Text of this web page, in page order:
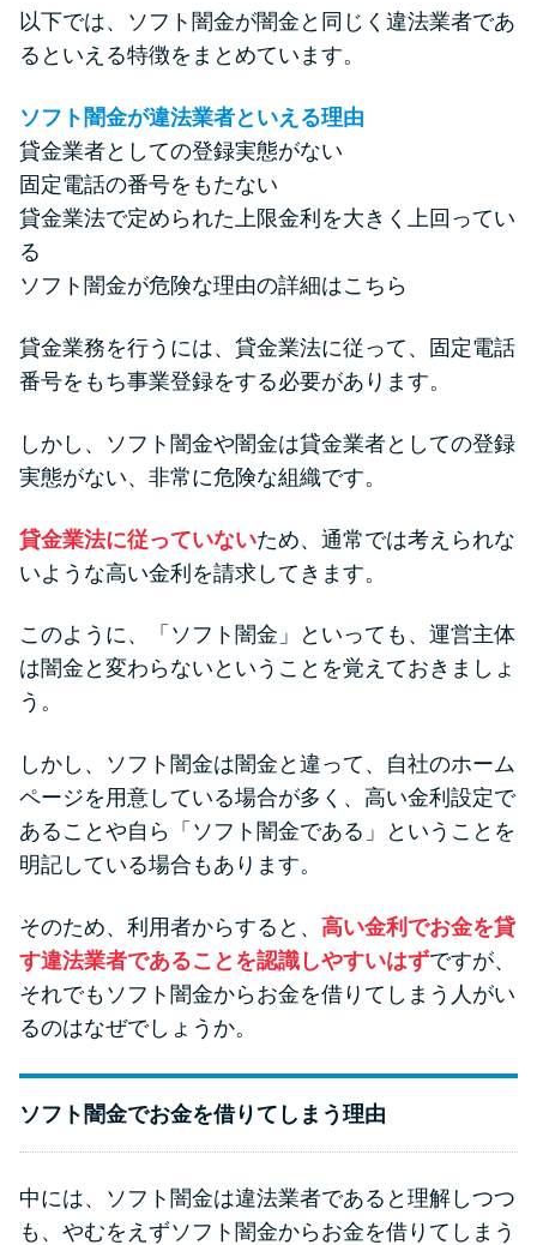
街金とは？絶対審査通る？借金
に悩む人へ街金をおすすめしな
質屋でお金を借りるには？年利
やシステムをカードローンと比
較
未成年でもお金を借りられる？
る？
学生がお金を借りる方法は？親
へのバレにくさや将来への影響
を解説
ソフト闇金とは？悪質な手口に
090金融（闇金）からお金を借り
申し込みブラックとは?判断の目
安や審査に通らない理由
ブラックでもお金を借りるに
は？3つの判断基準と工面法
アコムはブラックでも審査に通
方法
アコムとレイクどっちがいい
の？ カードローンの選び方を徹
底解説！
以下では、ソフト闇金が闇金と同じく違法業者であ
るといえる特徴をまとめています。
ソフト闇金が違法業者といえる理由
貸金業者としての登録実態がない
固定電話の番号をもたない
貸金業法で定められた上限金利を大きく上回ってい
る
ソフト闇金が危険な理由の詳細はこちら
貸金業務を行うには、貸金業法に従って、固定電話
番号をもち事業登録をする必要があります。
しかし、ソフト闇金や闇金は貸金業者としての登録
実態がない、非常に危険な組織です。
貸金業法に従っていないため、通常では考えられな
いような高い金利を請求してきます。
このように、「ソフト闇金」といっても、運営主体
は闇金と変わらないということを覚えておきましょ
う。
しかし、ソフト闇金は闇金と違って、自社のホーム
ページを用意している場合が多く、高い金利設定で
あることや自ら「ソフト闇金である」ということを
明記している場合もあります。
そのため、利用者からすると、 高い金利でお金を貸
す違法業者であることを認識しやすいはずですが、
それでもソフト闇金からお金を借りてしまう人がい
るのはなぜでしょうか。
ソフト闇金でお金を借りてしまう理由
中には、ソフト闇金は違法業者であると理解しつつ
も、やむをえずソフト闇金からお金を借りてしまう